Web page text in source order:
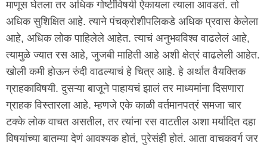
माणूस घेतला तर अधिक गोष्टींविषयी ऐकायला त्याला आवडतं. तो
अधिक सुशिक्षित आहे. त्याने पंचक्रोशीपलिकडे अधिक प्रवास केलेला
आहे, अधिक लोक पाहिलेले आहेत. त्याचं अनुभवविश्व वाढलेलं आहे,
त्यामुळे ज्यात रस आहे, जुजबी माहिती आहे अशी क्षेत्रं वाढलेली आहेत.
खोली कमी होऊन रुंदी वाढल्याचं हे चित्र आहे. हे अर्थात वैयक्तिक
ग्राहकाविषयी. दुसऱ्या बाजूने पाहायचं झालं तर माध्यमांना दिसणारा
ग्राहक विस्तारला आहे. म्हणजे एके काळी वर्तमानपत्रं समजा चार
टक्के लोक वाचत असतील, तर त्यांना रस वाटतील अशा मर्यादित दहा
विषयांच्या बातम्या देणं आवश्यक होतं, पुरेसंही होतं. आता वाचकवर्ग जर